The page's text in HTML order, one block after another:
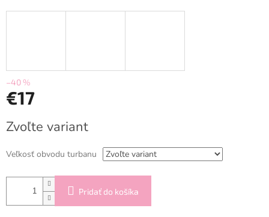
–40 %
€17
cena:
Zvoľte variant
Veľkosť obvodu turbanu
Pridať do košíka